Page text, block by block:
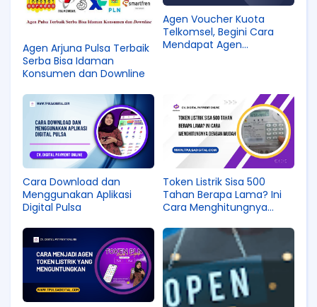
Agen Arjuna Pulsa Terbaik
Serba Bisa Idaman
Konsumen dan Downline
Agen Voucher Kuota
Telkomsel, Begini Cara
Mendapat Agen
Cara Download dan
Menggunakan Aplikasi
Digital Pulsa
Token Listrik Sisa 500
Tahan Berapa Lama? Ini
Cara Menghitungnya